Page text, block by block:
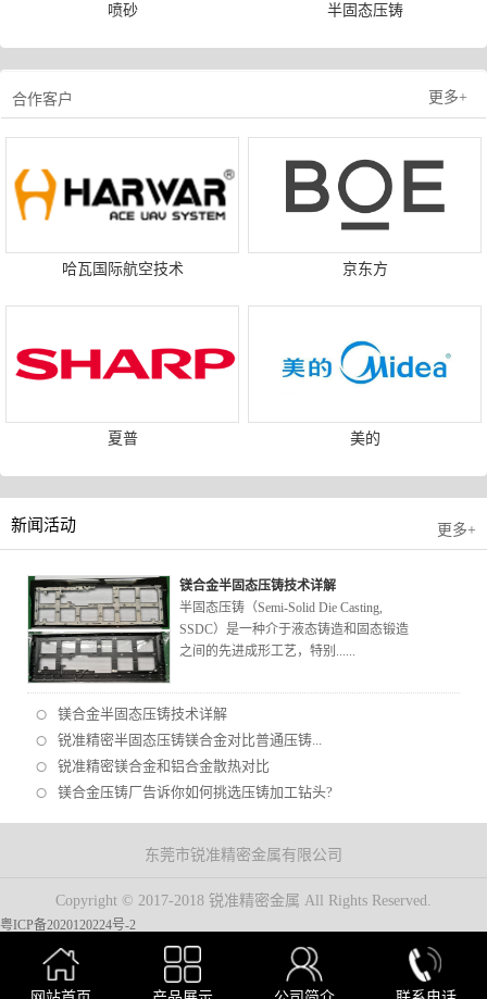
喷砂 半固态压铸
合作客户 更多+
哈瓦国际航空技术 京东方
夏普 美的
更多+
新闻活动
镁合金半固态压铸技术详解
半固态压铸（Semi-Solid Die Casting,
SSDC）是一种介于液态铸造和固态锻造
之间的先进成形工艺，特别......
镁合金半固态压铸技术详解
锐准精密半固态压铸镁合金对比普通压铸...
锐准精密镁合金和铝合金散热对比
镁合金压铸厂告诉你如何挑选压铸加工钻头?
东莞市锐准精密金属有限公司
Copyright © 2017-2018 锐准精密金属 All Rights Reserved.
粤ICP备2020120224号-2